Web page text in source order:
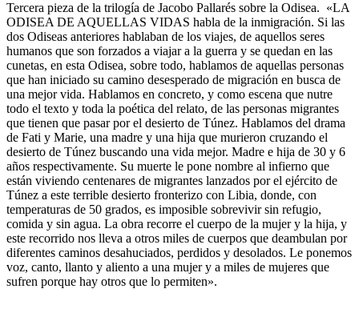
Tercera pieza de la trilogía de Jacobo Pallarés sobre la Odisea. «LA
ODISEA DE AQUELLAS VIDAS habla de la inmigración. Si las
dos Odiseas anteriores hablaban de los viajes, de aquellos seres
humanos que son forzados a viajar a la guerra y se quedan en las
cunetas, en esta Odisea, sobre todo, hablamos de aquellas personas
que han iniciado su camino desesperado de migración en busca de
una mejor vida. Hablamos en concreto, y como escena que nutre
todo el texto y toda la poética del relato, de las personas migrantes
que tienen que pasar por el desierto de Túnez. Hablamos del drama
de Fati y Marie, una madre y una hija que murieron cruzando el
desierto de Túnez buscando una vida mejor. Madre e hija de 30 y 6
años respectivamente. Su muerte le pone nombre al infierno que
están viviendo centenares de migrantes lanzados por el ejército de
Túnez a este terrible desierto fronterizo con Libia, donde, con
temperaturas de 50 grados, es imposible sobrevivir sin refugio,
comida y sin agua. La obra recorre el cuerpo de la mujer y la hija, y
este recorrido nos lleva a otros miles de cuerpos que deambulan por
diferentes caminos desahuciados, perdidos y desolados. Le ponemos
voz, canto, llanto y aliento a una mujer y a miles de mujeres que
sufren porque hay otros que lo permiten».